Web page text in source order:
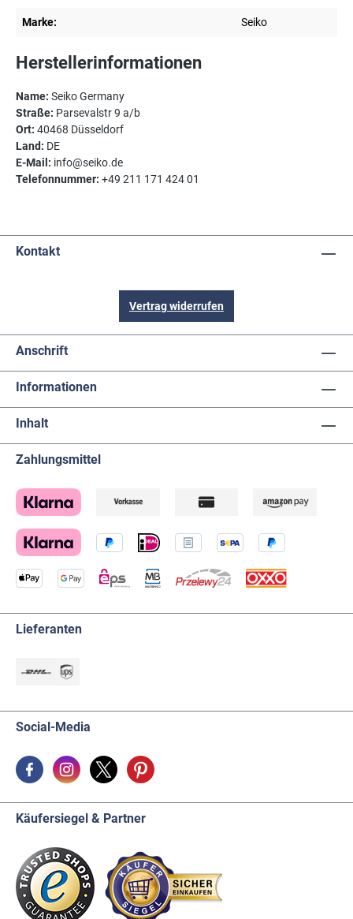
Marke: Seiko
Herstellerinformationen
Name: Seiko Germany
Straße: Parsevalstr 9 a/b
Ort: 40468 Düsseldorf
Land: DE
E-Mail: info@seiko.de
Telefonnummer: +49 211 171 424 01
Kontakt
Vertrag widerrufen
Anschrift
Informationen
Inhalt
Zahlungsmittel
Lieferanten
Social-Media
Käufersiegel & Partner